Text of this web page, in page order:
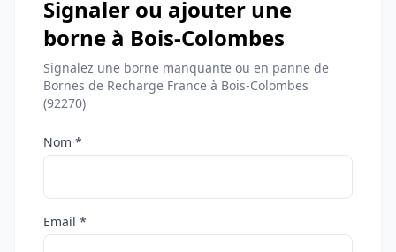
Signaler ou ajouter une
borne à Bois-Colombes
Signalez une borne manquante ou en panne de
Bornes de Recharge France à Bois-Colombes
(92270)
Nom *
Email *